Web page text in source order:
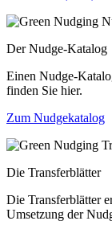
Der Nudge-Katalog
Einen Nudge-
finden Sie hier.
Zum Nudgekatalog
Die Transferblätter
Die Transferblätter
Umsetzung der